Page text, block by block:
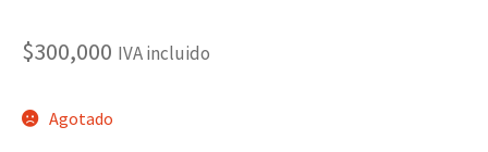
$300,000 IVA incluido
Agotado